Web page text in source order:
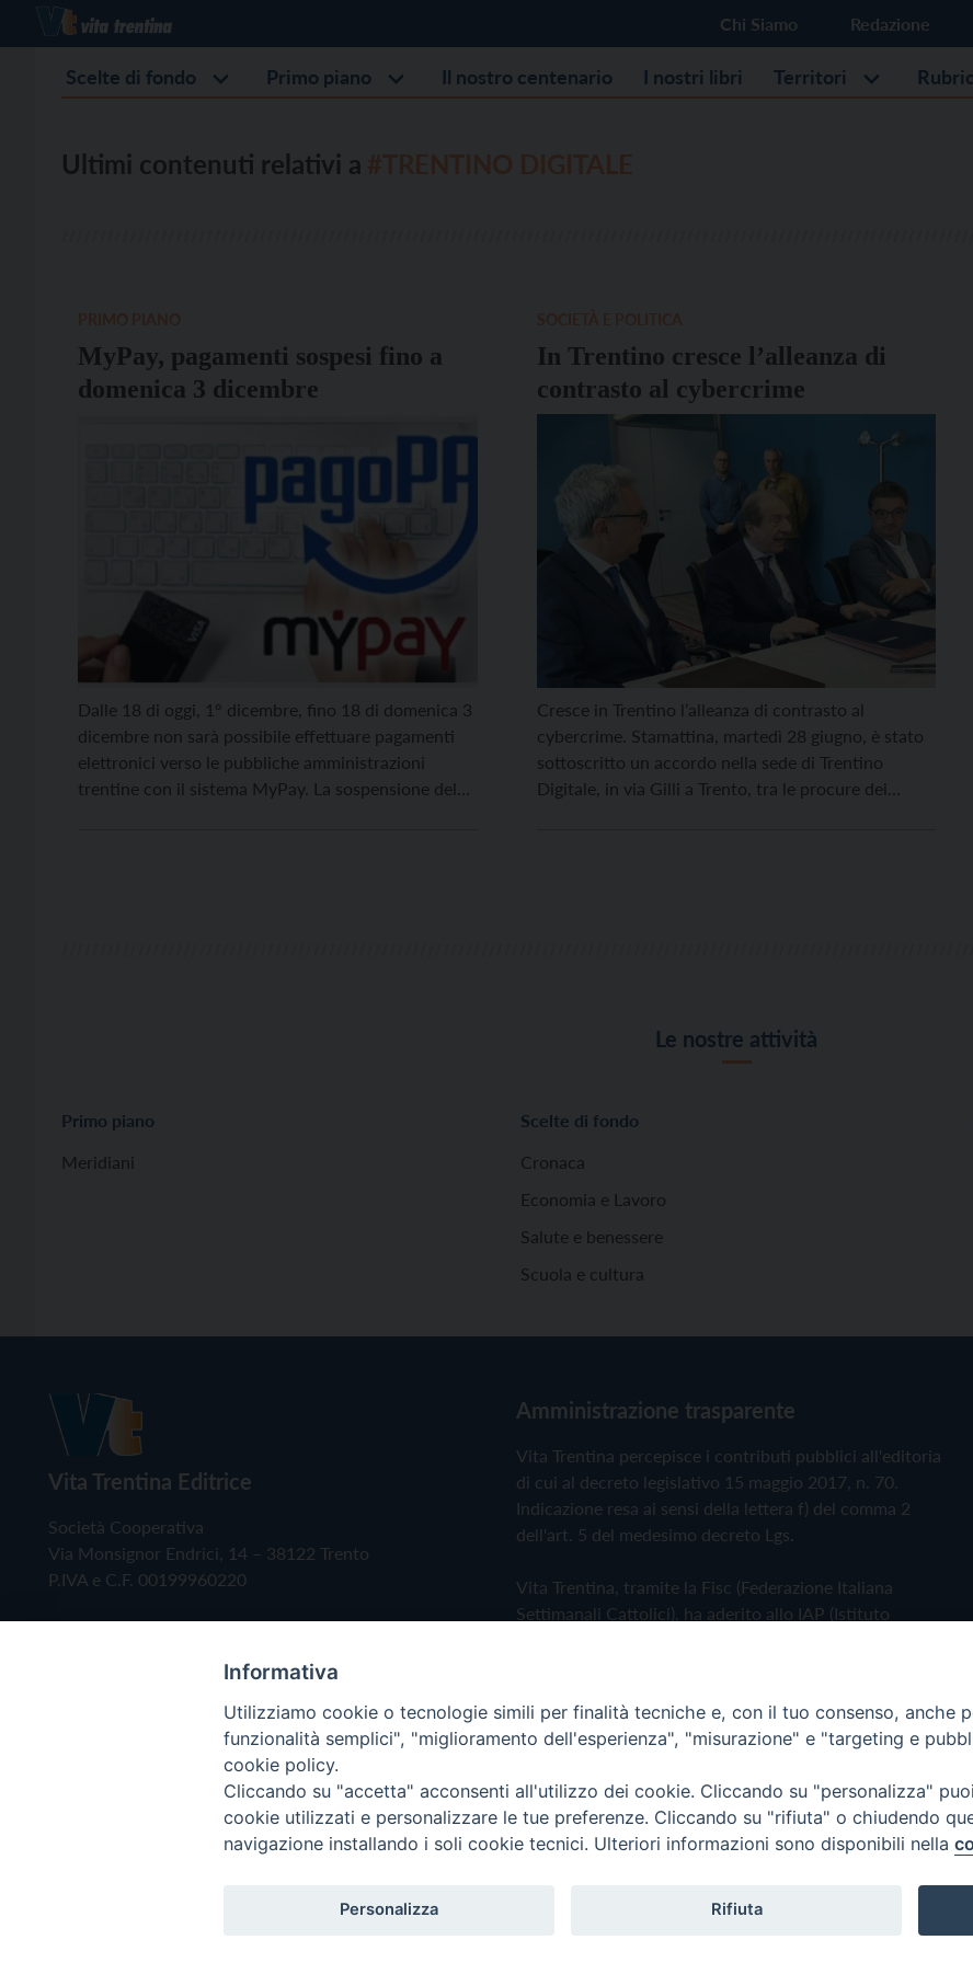
Chi Siamo Redazione
Scelte di fondo Primo piano Il nostro centenario I nostri libri Territori
Ultimi contenuti relativi a
MyPay, pagamenti sospesi fino a
domenica 3 dicembre
Dalle 18 di oggi, 1° dicembre, fino 18 di domenica 3
dicembre non sarà possibile effettuare pagamenti
elettronici verso le pubbliche amministrazioni
trentine con il sistema MyPay. La sospensione del
In Trentino cresce l’alleanza di
contrasto al cybercrime
Cresce in Trentino l’alleanza di contrasto al
cybercrime. Stamattina, martedì 28 giugno, è stato
sottoscritto un accordo nella sede di Trentino
Digitale, in via Gilli a Trento, tra le procure dei
Le nostre attività
Primo piano
Meridiani
Scelte di fondo
Cronaca
Economia e Lavoro
Salute e benessere
Scuola e cultura
Vita Trentina Editrice
Società Cooperativa
Via Monsignor Endrici, 14 – 38122 Trento
P.IVA e C.F. 00199960220
Amministrazione trasparente
Vita Trentina percepisce i contributi pubblici all'editoria
di cui al decreto legislativo 15 maggio 2017, n. 70.
Indicazione resa ai sensi della lettera f) del comma 2
dell'art. 5 del medesimo decreto Lgs.
Vita Trentina, tramite la Fisc (Federazione Italiana
Settimanali Cattolici), ha aderito allo IAP (Istituto
Privacy Policy Cookie Policy
Copyright © 2019 - Tutti i diritti riservati - Vita Trentina Editrice
Informativa
Utilizziamo cookie o tecnologie simili per finalità tecniche e, con il tuo consenso, anche
funzionalità semplici", "miglioramento dell'esperienza", "misurazione" e "targeting e
cookie policy.
Cliccando su "accetta" acconsenti all'utilizzo dei cookie. Cliccando su "personalizza"
cookie utilizzati e personalizzare le tue preferenze. Cliccando su "rifiuta" o chiudendo
navigazione installando i soli cookie tecnici. Ulteriori informazioni sono disponibili nella
Personalizza Rifiuta